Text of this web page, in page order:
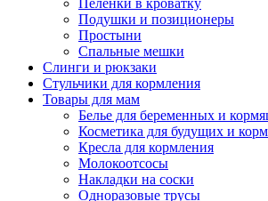
Пеленки в кроватку
Подушки и позиционеры
Простыни
Спальные мешки
Слинги и рюкзаки
Стульчики для кормления
Товары для мам
Белье для беременных и
Косметика для будущих и
Кресла для кормления
Молокоотсосы
Накладки на соски
Одноразовые трусы